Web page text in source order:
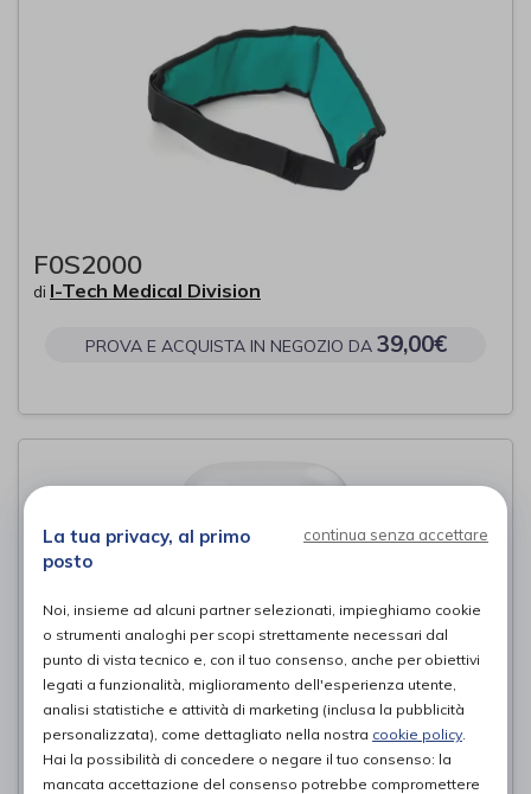
F0S2000
di I-Tech Medical Division
PROVA E ACQUISTA IN NEGOZIO DA 39,00€
Therapist
diAmel
La tua privacy, al primo
posto
continua senza accettare
Noi, insieme ad alcuni partner selezionati, impieghiamo cookie
o strumenti analoghi per scopi strettamente necessari dal
punto di vista tecnico e, con il tuo consenso, anche per obiettivi
legati a funzionalità, miglioramento dell'esperienza utente,
analisi statistiche e attività di marketing (inclusa la pubblicità
personalizzata), come dettagliato nella nostra cookie policy.
Hai la possibilità di concedere o negare il tuo consenso: la
mancata accettazione del consenso potrebbe compromettere